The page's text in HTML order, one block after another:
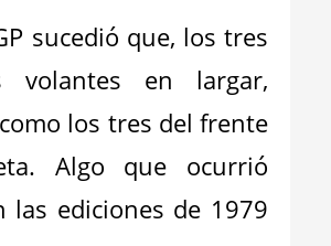
sucedió que, los tres
volantes en largar,
los tres del frente
Algo que ocurrió
las ediciones de 1979